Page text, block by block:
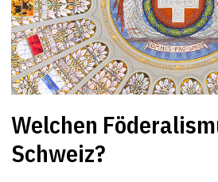
Welchen
Schweiz?